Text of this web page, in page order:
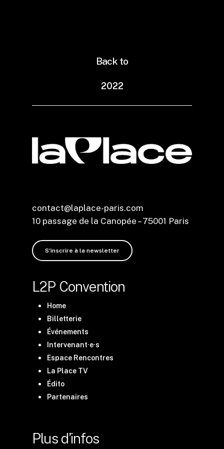
Back to
2022
contact@laplace-paris.com
10 passage de la Canopée – 75001 Paris
S'inscrire à la newsletter
L2P Convention
Home
Billetterie
Événements
Intervenant·e·s
Espace Rencontres
La Place TV
Édito
Partenaires
Plus d’infos